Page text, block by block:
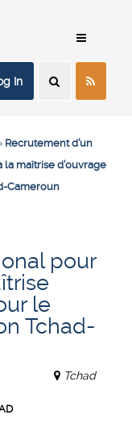
In
Recrutement d’un
maîtrise d’ouvrage
Cameroun
pour
le
Tchad-
Tchad